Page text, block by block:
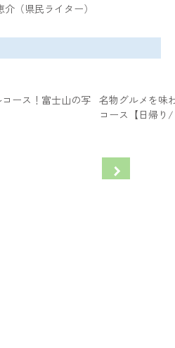
（県民ライター）
ース！富士山の写 名物グルメを味
コース【日帰り